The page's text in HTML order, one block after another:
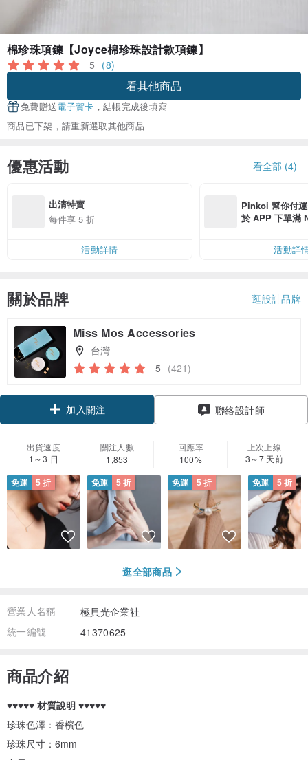
棉珍珠項鍊【Joyce棉珍珠設計款項鍊】
5 (8)
看其他商品
免費贈送電子賀卡 ，結帳完成後填寫
商品已下架，請重新選取其他商品
優惠活動 看全部 (4)
出清特賣
每件享 5 折
活動詳情
Pinkoi 幫你付
於 APP 下單滿
活動詳
關於品牌 逛設計品牌
Miss Mos Accessories
台灣
5 (421)
加入關注 聯絡設計師
出貨速度
1～3 日
關注人數
1,853
回應率
100%
上次上線
3～7 天前
免運 5 折 免運 5 折 免運 5 折 免運 5 折
逛全部商品
營業人名稱
極貝光企業社
統一編號
41370625
商品介紹
♥♥♥♥♥ 材質說明 ♥♥♥♥♥
珍珠色澤：香檳色
珍珠尺寸：6mm